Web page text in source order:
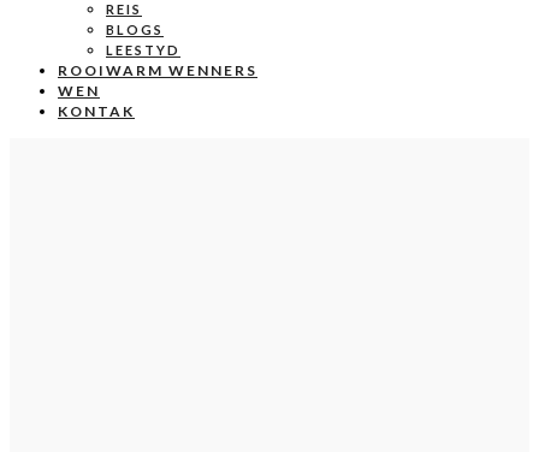
REIS
BLOGS
LEESTYD
ROOIWARM WENNERS
WEN
KONTAK